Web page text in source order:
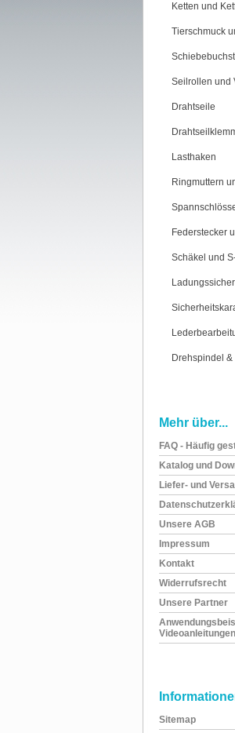
Ketten und
Tierschmuck
Seilrollen und
Drahtseile
Lasthaken
Ringmuttern
Federstecker
Schäkel und
Drehspindel &
Mehr über...
FAQ - Häufig
Katalog und
Liefer- und
Unsere AGB
Impressum
Kontakt
Widerrufsrecht
Unsere Partner
Sitemap